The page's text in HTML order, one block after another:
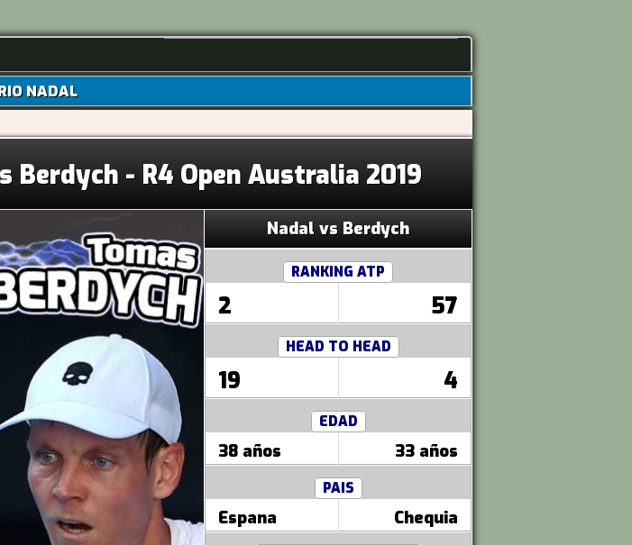
NADAL
Berdych - R4 Open Australia 2019
Nadal vs Berdych
RANKING ATP
2 57
HEAD TO HEAD
19 4
EDAD
38 años 33 años
PAIS
Espana Chequia